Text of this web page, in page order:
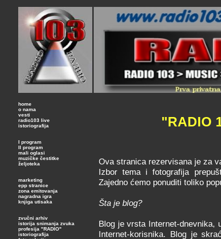
home
o nama
vesti
radio103 live
istoriografija
I program
II program
mali oglasi
muzičke čestitke
željoteka
marketing
epp stranice
zona emitovanja
nagradna igra
knjiga utisaka
zvučni arhiv
istorija snimanja zvuka
profesija "RADIO"
istoriografija
"RADIO
Ova stranica rezervisana je za
Izbor tema i fotografija
Zajedno ćemo ponuditi toliko
Šta je blog?
Blog je vrsta Internet-dnevnika,
Internet-korisnika. Blog je